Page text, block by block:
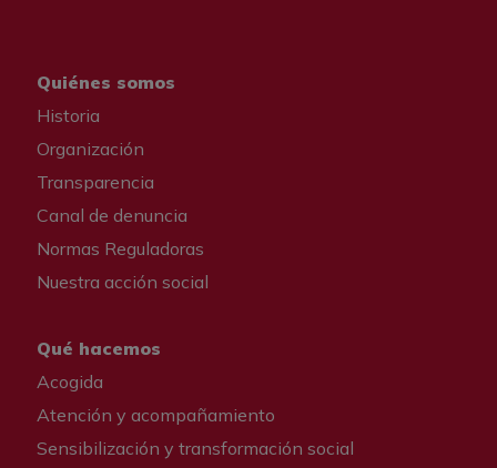
Quiénes somos
Historia
Organización
Transparencia
Canal de denuncia
Normas Reguladoras
Nuestra acción social
Qué hacemos
Acogida
Atención y acompañamiento
Sensibilización y transformación social